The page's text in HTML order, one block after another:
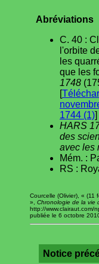
Abréviations
C. 40 :
l'orbite
les
que les
1748
[
1744 (1)]
HARS
des
avec les
Mém. :
RS :
Courcelle (Olivier), « (11
», Chronologie de la vie
http://www.clairaut.com/
publiée le 6 octobre
Notice